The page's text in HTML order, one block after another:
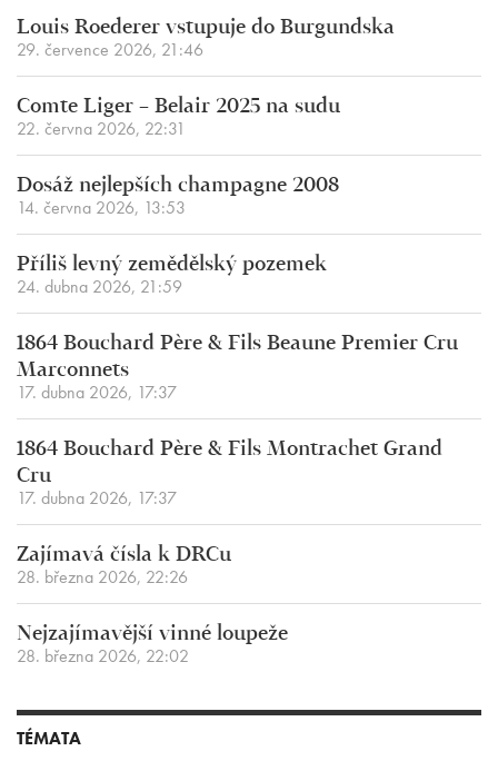
Louis Roederer vstupuje do Burgundska
29. července 2026, 21:46
Comte Liger – Belair 2025 na sudu
22. června 2026, 22:31
Dosáž nejlepších champagne 2008
14. června 2026, 13:53
Příliš levný zemědělský pozemek
24. dubna 2026, 21:59
1864 Bouchard Père & Fils Beaune Premier Cru
Marconnets
17. dubna 2026, 17:37
1864 Bouchard Père & Fils Montrachet Grand
Cru
17. dubna 2026, 17:37
Zajímavá čísla k DRCu
28. března 2026, 22:26
Nejzajímavější vinné loupeže
28. března 2026, 22:02
TÉMATA